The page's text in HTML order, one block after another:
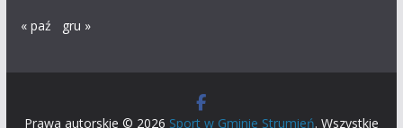
« paź gru »
Prawa autorskie © 2026 Sport w Gminie Strumień. Wszystkie